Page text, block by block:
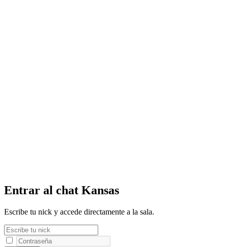
Entrar al chat Kansas
Escribe tu nick y accede directamente a la sala.